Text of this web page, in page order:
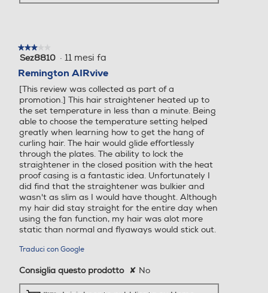
Piastra lisciacapelli Piastra lisciacapelli
Sistema antisurriscaldame
nto
Sistema antisurriscaldame
nto
Altre funzioni Altre funzioni
Numero di velocità Numero di velocità
★★★★★
★★★★★
3
5
stelle.
Sez8810 · 11 mesi fa
Remington AIRvive
[This review was collected as part of a
promotion.] This hair straightener heated up to
the set temperature in less than a minute. Being
able to choose the temperature setting helped
greatly when learning how to get the hang of
curling hair. The hair would glide effortlessly
through the plates. The ability to lock the
straightener in the closed position with the heat
proof casing is a fantastic idea. Unfortunately I
did find that the straightener was bulkier and
wasn't as slim as I would have thought. Although
my hair did stay straight for the entire day when
using the fan function, my hair was alot more
static than normal and flyaways would stick out.
Traduci con Google
Consiglia questo prodotto ✘ No